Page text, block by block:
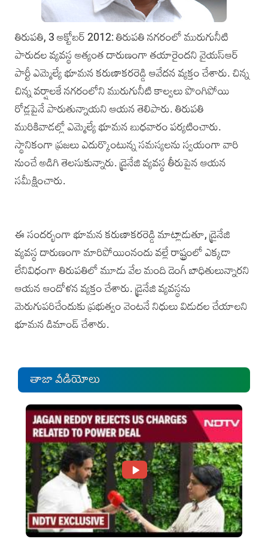
తిరుపతి, 3 అక్టోబర్‌ 2012: తిరుపతి నగరంలో మురుగునీటి
పారుదల వ్యవస్థ అత్యంత దారుణంగా తయారైందని వైయస్‌ఆర్‌
పార్టీ ఎమ్మెల్యే భూమన కరుణాకరరెడ్డి ఆవేదన వ్యక్తం చేశారు. చిన్న
చిన్న వర్షాలకే నగరంలోని మురుగునీటి కాల్వలు పొంగిపోయి
రోడ్లపైనే పారుతున్నాయని ఆయన తెలిపారు. ‌తిరుపతి
మురికివాడల్లో ఎమ్మెల్యే భూమన బుధవారం పర్యటించారు.
స్థానికంగా ప్రజలు ఎదుర్కొంటున్న సమస్యలను స్వయంగా వారి
నుంచే అడిగి తెలసుకున్నారు. డ్రైనేజి వ్యవస్థ తీరుపైన ఆయన
సమీక్షించారు.
ఈ సందర్భంగా భూమన కరుణాకరరెడ్డి మాట్లాడుతూ, డ్రైనేజి
వ్యవస్థ దారుణంగా మారిపోయింనందు వల్లే రాష్ట్రంలో ఎక్కడా
లేనివిధంగా తిరుపతిలో మూడు వేల మంది డెంగీ బాధితులున్నారని
ఆయన ఆందోళన వ్యక్తం చేశారు. డ్రైనేజి వ్యవస్థను
మెరుగుపరిచేందుకు ప్రభుత్వం వెంటనే నిధులు విడుదల చేయాలని
భూమన డిమాండ్ చేశారు.
తాజా వీడియోలు